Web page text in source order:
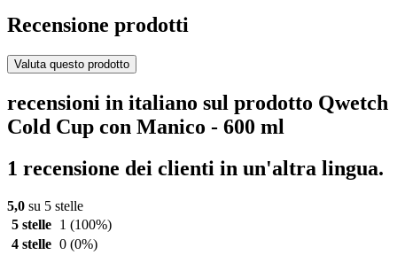
Recensione prodotti
Valuta questo prodotto
recensioni in italiano sul prodotto Qwetch
Cold Cup con Manico - 600 ml
1 recensione dei clienti in un'altra lingua.
5,0 su 5 stelle
5 stelle
1 (100%)
4 stelle 0 (0%)